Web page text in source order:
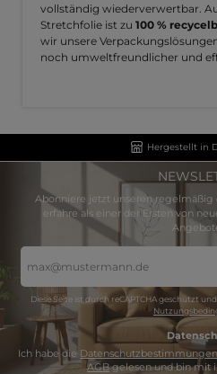
vollständig wiederverwertbar.
Stretchfolie ist zu 100 %
wir unsere
noch umweltfreundlicher und
Hergestellt in
Abonniere jetzt unseren
erfahre als einer der Ersten von
Mail-
Adresse
Diese Seite ist durch reCAPTCHA geschützt
Ich habe die Datenschutzbestimmungen
AGBgelesen und bin mit